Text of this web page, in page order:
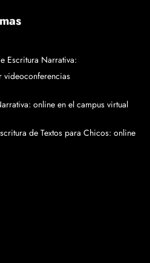
Escritura Narrativa:
videoconferencias
online en el campus virtual
de Textos para Chicos: online